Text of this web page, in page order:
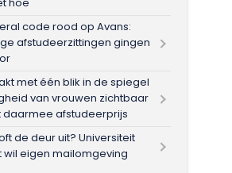
code rood op Avans:
afstudeerzittingen gingen
met één blik in de spiegel
van vrouwen zichtbaar
daarmee afstudeerprijs
de deur uit? Universiteit
wil eigen mailomgeving